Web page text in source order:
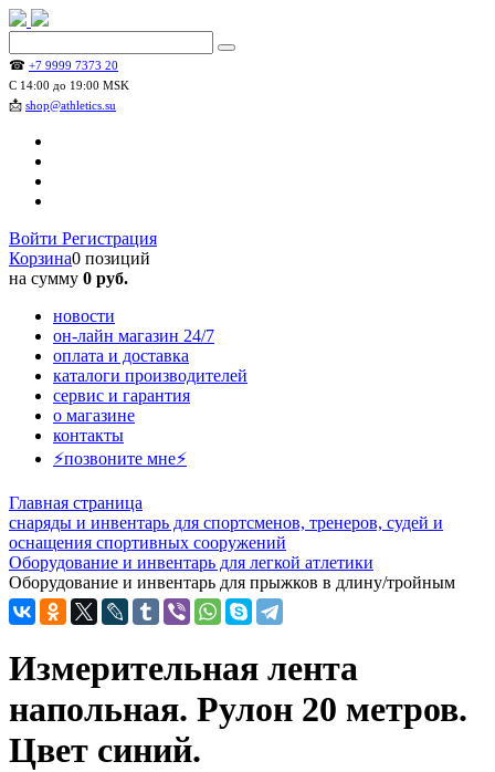
☎ +7 9999 7373 20
С 14:00 до 19:00 MSK
📩 shop@athletics.su
Войти Регистрация
Корзина0 позиций
на сумму 0 руб.
новости
он-лайн магазин 24/7
оплата и доставка
каталоги производителей
сервис и гарантия
о магазине
контакты
⚡позвоните мне⚡
Главная страница
снаряды и инвентарь для спортсменов, тренеров, судей и
оснащения спортивных сооружений
Оборудование и инвентарь для легкой атлетики
Оборудование и инвентарь для прыжков в длину/тройным
Измерительная лента
напольная. Рулон 20 метров.
Цвет синий.